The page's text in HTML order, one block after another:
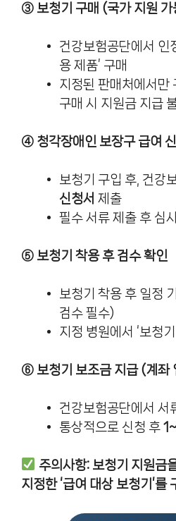
③ 보청기 구매 (국가 지원 가
건강보험공단에서 인
용 제품’ 구매
지정된 판매처에서만
구매 시 지원금 지급
④ 청각장애인 보장구 급여
보청기 구입 후, 건강
신청서 제출
필수 서류 제출 후 심
⑤ 보청기 착용 후 검수 확인
보청기 착용 후 일정
검수 필수)
지정 병원에서 ‘보청
⑥ 보청기 보조금 지급 (계좌
건강보험공단에서 서
통상적으로 신청 후
주의사항: 보청기 지원금
지정한 ‘급여 대상 보청기’를